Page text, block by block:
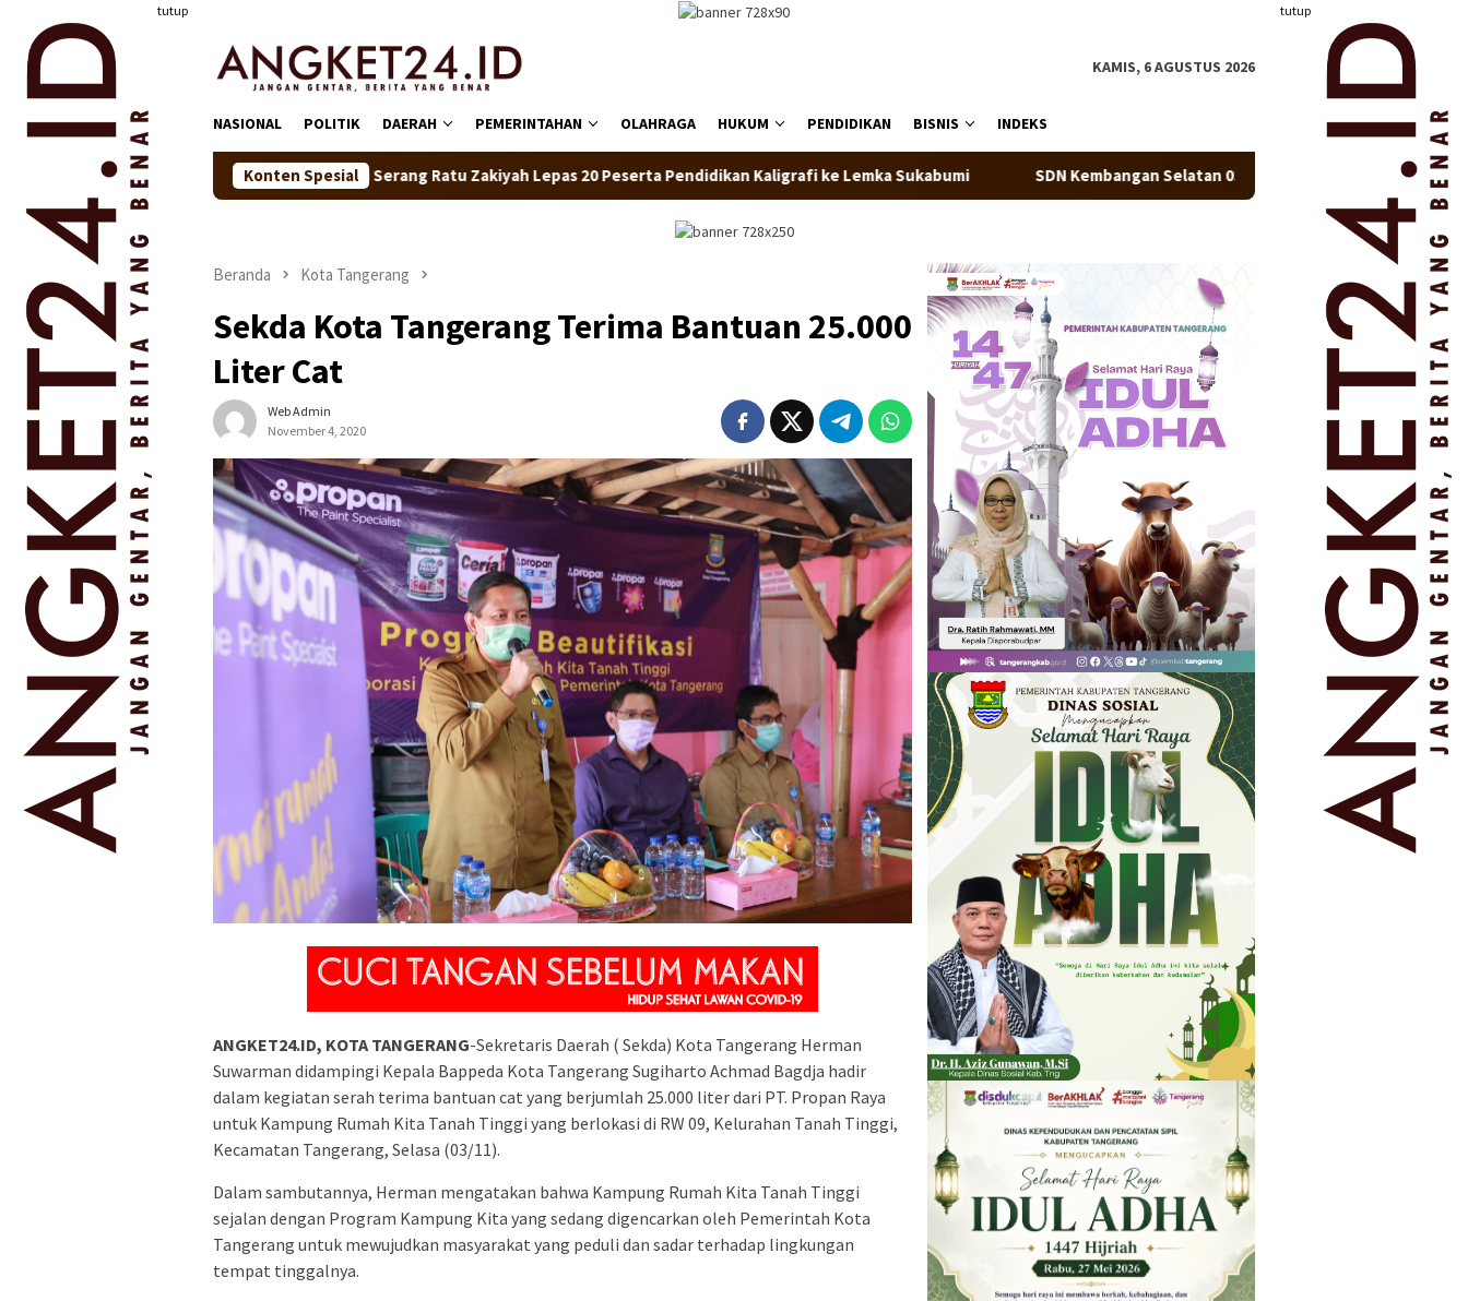
konten
tutup tutup
KAMIS, 6 AGUSTUS 2026
NASIONAL POLITIK DAERAH PEMERINTAHAN OLAHRAGA HUKUM PENDIDIKAN BISNIS INDEKS
Konten Spesial
Bupati Serang Ratu Zakiyah Lepas 20 Peserta Pendidikan Kaligrafi ke Lemka Sukabumi SDN Kembangan Selatan 01 Jakarta Barat Resmi Miliki Koperasi Berbadan
Beranda Kota Tangerang
Sekda Kota Tangerang Terima Bantuan 25.000
Liter Cat
Web Admin
November 4, 2020
ANGKET24.ID, KOTA TANGERANG-Sekretaris Daerah ( Sekda) Kota Tangerang Herman
Suwarman didampingi Kepala Bappeda Kota Tangerang Sugiharto Achmad Bagdja hadir
dalam kegiatan serah terima bantuan cat yang berjumlah 25.000 liter dari PT. Propan Raya
untuk Kampung Rumah Kita Tanah Tinggi yang berlokasi di RW 09, Kelurahan Tanah Tinggi,
Kecamatan Tangerang, Selasa (03/11).
Dalam sambutannya, Herman mengatakan bahwa Kampung Rumah Kita Tanah Tinggi
sejalan dengan Program Kampung Kita yang sedang digencarkan oleh Pemerintah Kota
Tangerang untuk mewujudkan masyarakat yang peduli dan sadar terhadap lingkungan
tempat tinggalnya.